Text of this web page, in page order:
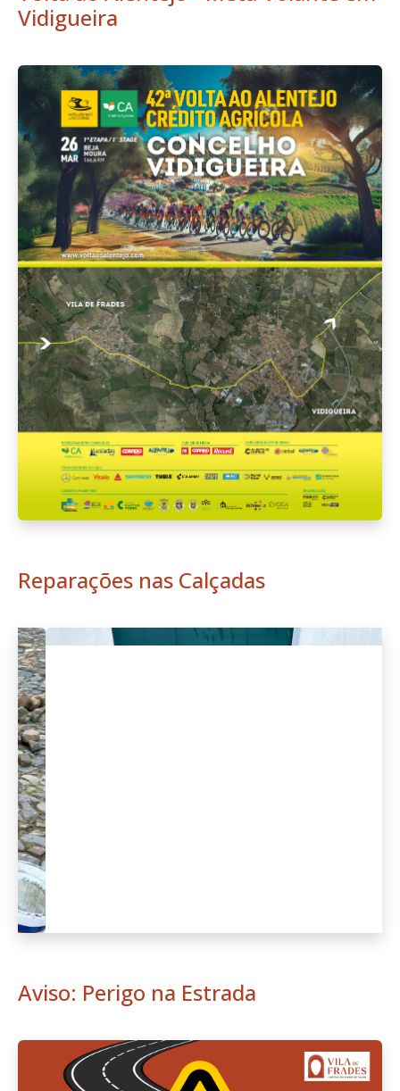
Vidigueira
Reparações nas Calçadas
Anterior
Aviso: Perigo na Estrada